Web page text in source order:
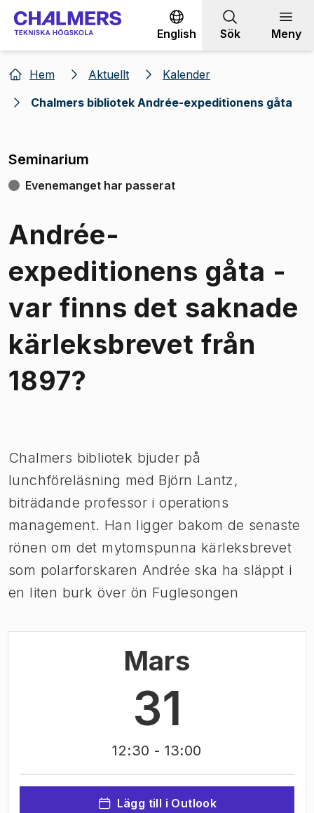
Gå till innehållet
English Sök Meny
Hem Aktuellt
Kalender
Chalmers bibliotek Andrée-expeditionens gåta
Seminarium
Evenemanget har passerat
Andrée-
expeditionens gåta -
var finns det saknade
kärleksbrevet från
1897?
Chalmers bibliotek bjuder på
lunchföreläsning med Björn Lantz,
biträdande professor i operations
management. Han ligger bakom de senaste
rönen om det mytomspunna kärleksbrevet
som polarforskaren Andrée ska ha släppt i
en liten burk över ön Fuglesongen
Mars
31
12:30 - 13:00
Lägg till i Outlook